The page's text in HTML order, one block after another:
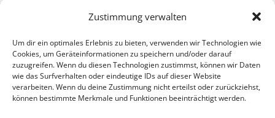
Zustimmung verwalten
Um dir ein optimales Erlebnis zu bieten, verwenden wir Technologien wie
Cookies, um Geräteinformationen zu speichern und/oder darauf
zuzugreifen. Wenn du diesen Technologien zustimmst, können wir Daten
wie das Surfverhalten oder eindeutige IDs auf dieser Website
verarbeiten. Wenn du deine Zustimmung nicht erteilst oder zurückziehst,
können bestimmte Merkmale und Funktionen beeinträchtigt werden.
Khekgasse 35, 1230 Wien, Österreich